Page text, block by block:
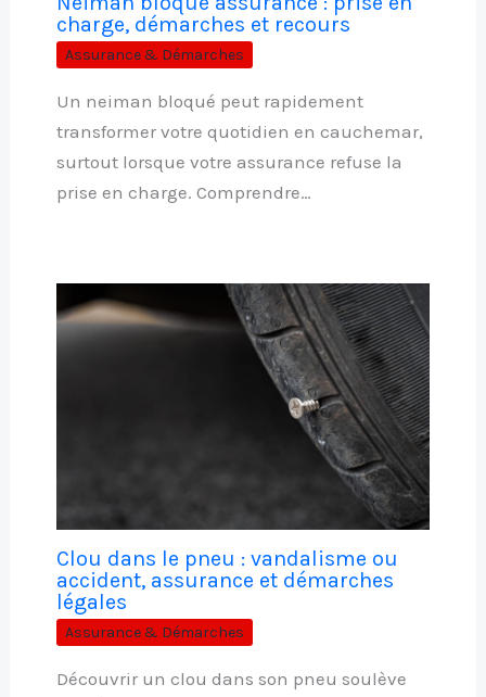
charge, démarches et recours
Assurance & Démarches
Un neiman bloqué peut rapidement
transformer votre quotidien en cauchemar,
surtout lorsque votre assurance refuse la
prise en charge. Comprendre…
Clou dans le pneu : vandalisme ou
accident, assurance et démarches
légales
Assurance & Démarches
Découvrir un clou dans son pneu soulève